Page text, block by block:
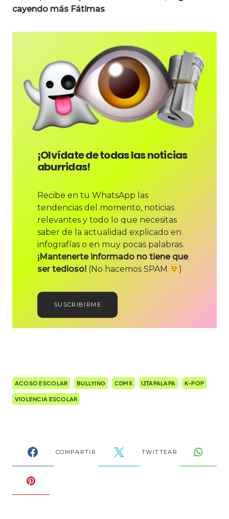
cayendo más Fátimas.
¡Olvídate de todas las noticias
aburridas!
Recibe en tu WhatsApp las
tendencias del momento, noticias
relevantes y todo lo que necesitas
saber de la actualidad explicado en
infografías o en muy pocas palabras.
¡Mantenerte informado no tiene que
ser tedioso!(No hacemos SPAM )
SUSCRIBIRME
ACOSO ESCOLAR BULLYING CDMX IZTAPALAPA K-POP
VIOLENCIA ESCOLAR
COMPARTIR TWITTEAR